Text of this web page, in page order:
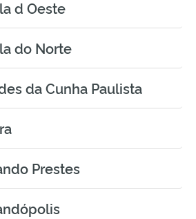
d Oeste
do Norte
da Cunha Paulista
Prestes